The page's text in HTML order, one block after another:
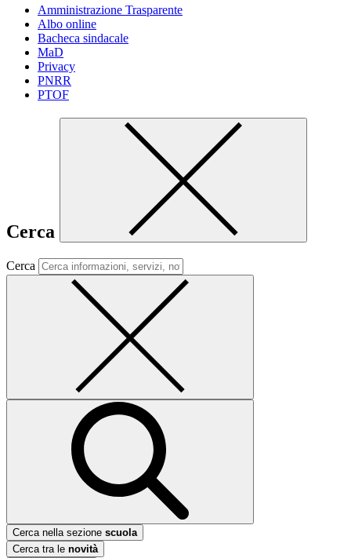
Amministrazione Trasparente
Albo online
Bacheca sindacale
MaD
Privacy
PNRR
PTOF
Cerca
Cerca
Cerca nella sezione scuola
Cerca tra le novità